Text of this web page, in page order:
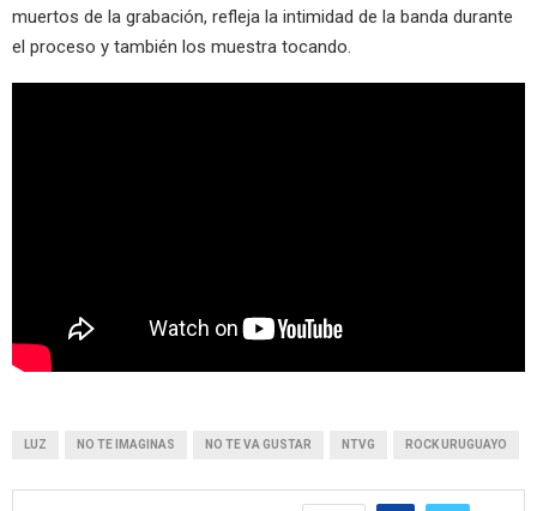
muertos de la grabación, refleja la intimidad de la banda durante
el proceso y también los muestra tocando.
LUZ NO TE IMAGINAS NO TE VA GUSTAR NTVG ROCK URUGUAYO